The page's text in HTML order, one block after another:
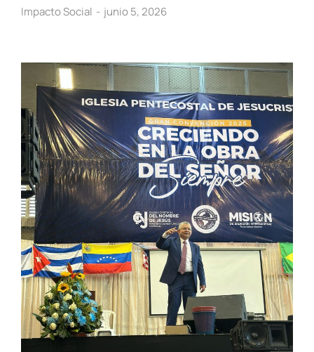
Impacto Social junio 5, 2026